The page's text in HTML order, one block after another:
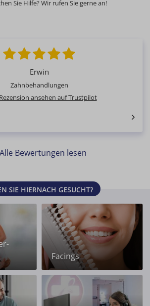
Sie Hilfe? Wir rufen Sie gerne an!
Erwin
Zahnbehandlungen
ansehen auf Trustpilot
Alle Bewertungen lesen
SIE HIERNACH GESUCHT?
Facings